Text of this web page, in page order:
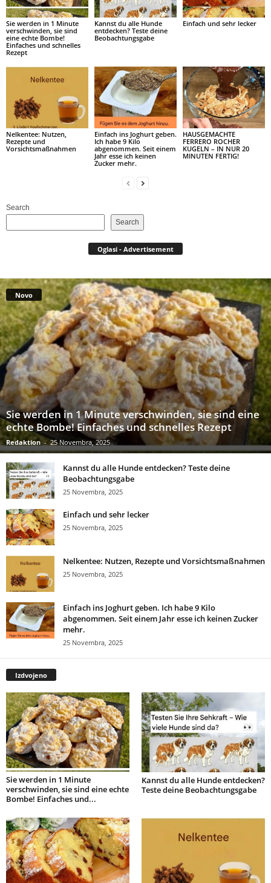
Sie werden in 1 Minute
verschwinden, sie sind
eine echte Bombe!
Einfaches und schnelles
Rezept
Kannst du alle Hunde
entdecken? Teste deine
Beobachtungsgabe
Einfach und sehr lecker
Nelkentee: Nutzen,
Rezepte und
Vorsichtsmaßnahmen
Einfach ins Joghurt geben.
Ich habe 9 Kilo
abgenommen. Seit einem
Jahr esse ich keinen
Zucker mehr.
HAUSGEMACHTE
FERRERO ROCHER
KUGELN – IN NUR 20
MINUTEN FERTIG!
Search
Search
Oglasi - Advertisement
Novo
Sie werden in 1 Minute verschwinden, sie sind eine
echte Bombe! Einfaches und schnelles Rezept
Redaktion - 25 Novembra, 2025
Kannst du alle Hunde entdecken? Teste deine
Beobachtungsgabe
25 Novembra, 2025
Einfach und sehr lecker
25 Novembra, 2025
Nelkentee: Nutzen, Rezepte und Vorsichtsmaßnahmen
25 Novembra, 2025
Einfach ins Joghurt geben. Ich habe 9 Kilo
abgenommen. Seit einem Jahr esse ich keinen Zucker
mehr.
25 Novembra, 2025
Izdvojeno
Sie werden in 1 Minute
verschwinden, sie sind eine echte
Bombe! Einfaches und...
Kannst du alle Hunde entdecken?
Teste deine Beobachtungsgabe